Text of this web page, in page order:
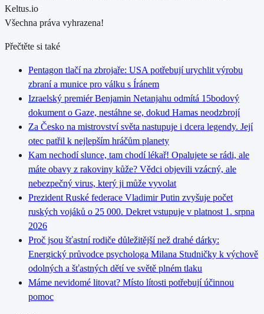
Keltus.io
Všechna práva vyhrazena!
Přečtěte si také
Pentagon tlačí na zbrojaře: USA potřebují urychlit výrobu
zbraní a munice pro válku s Íránem
Izraelský premiér Benjamin Netanjahu odmítá 15bodový
dokument o Gaze, nestáhne se, dokud Hamas neodzbrojí
Za Česko na mistrovství světa nastupuje i dcera legendy. Její
otec patřil k nejlepším hráčům planety
Kam nechodí slunce, tam chodí lékař! Opalujete se rádi, ale
máte obavy z rakoviny kůže? Vědci objevili vzácný, ale
nebezpečný virus, který ji může vyvolat
Prezident Ruské federace Vladimir Putin zvyšuje počet
ruských vojáků o 25 000. Dekret vstupuje v platnost 1. srpna
2026
Proč jsou šťastní rodiče důležitější než drahé dárky:
Energický průvodce psychologa Milana Studničky k výchově
odolných a šťastných dětí ve světě plném tlaku
Máme nevidomé litovat? Místo lítosti potřebují účinnou
pomoc